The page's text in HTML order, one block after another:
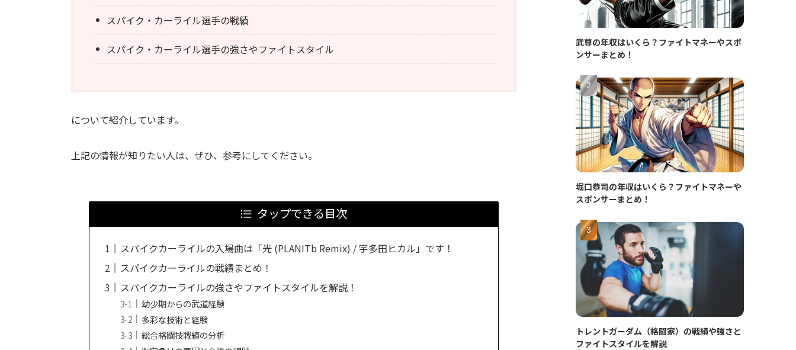
スパイク・カーライル選手の戦績
スパイク・カーライル選手の強さやファイトスタイル
について紹介しています。
上記の情報が知りたい人は、ぜひ、参考にしてください。
タップできる目次
スパイクカーライルの入場曲は「光 (PLANITb Remix) / 宇多田ヒカル」です！
スパイクカーライルの戦績まとめ！
スパイクカーライルの強さやファイトスタイルを解説！
幼少期からの武道経験
多彩な技術と経験
総合格闘技戦績の分析
武尊の年収はいくら？ファイトマネーやスポ
ンサーまとめ！
堀口恭司の年収はいくら？ファイトマネーや
スポンサーまとめ！
トレントガーダム（格闘家）の戦績や強さと
ファイトスタイルを解説